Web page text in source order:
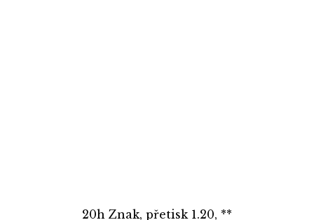
20h Znak, přetisk 1.20, **